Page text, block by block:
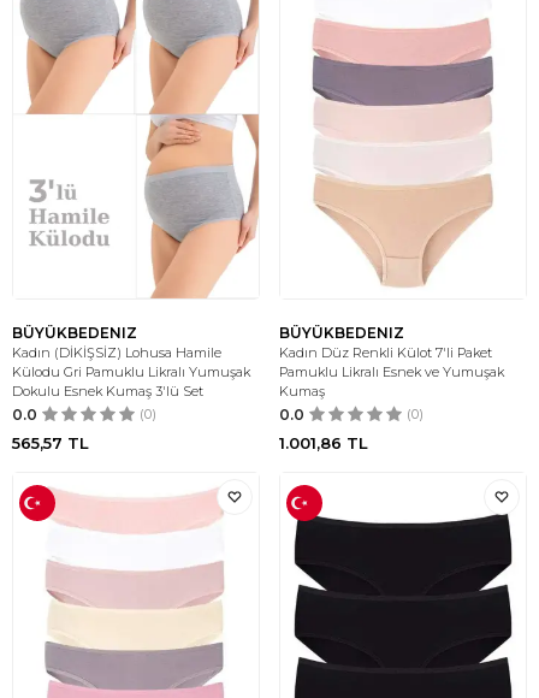
BÜYÜKBEDENIZ
Kadın (DİKİŞSİZ) Lohusa Hamile
Külodu Gri Pamuklu Likralı Yumuşak
Dokulu Esnek Kumaş 3'lü Set
0.0 (0)
565,57 TL
BÜYÜKBEDENIZ
Kadın Düz Renkli Külot 7'li Paket
Pamuklu Likralı Esnek ve Yumuşak
Kumaş
0.0 (0)
1.001,86 TL